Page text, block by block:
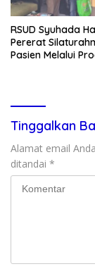
RSUD Syuhada
Pererat
Pasien Melalui
Tinggalkan
Alamat email
ditandai *